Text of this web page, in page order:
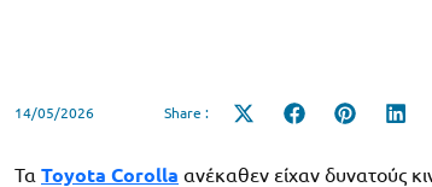
14/05/2026 Share :
Share
Share
Share
Τα Toyota Corolla ανέκαθεν είχαν δυνατούς